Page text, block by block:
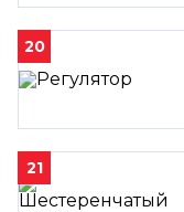
20
21